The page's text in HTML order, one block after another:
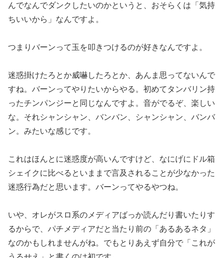
んでなんでダンク したいのかというと、おそらくは「気持
ちいいから」なんですよ。
つまりバーンって玉を叩きつけるのが好きなんですよ。
迷惑掛けたろとか威嚇したろとか、あんま思ってないんで
すね。バーンってやりたいからやる。初めてタンバリン持
ったチンパンジーと同じなんですよ。音がでるぞ、楽しい
な。それシャンシャン、 バンバン、シャンシャン、バンバ
ン。みたいな感じです。
これはほんとに迷惑度が高いんですけど、なにげにドル箱
シェイク に比べるといままで言及されることが少なかった
迷惑行為だと思い ます。バーンってやるやつね。
いや、オレがスロ系のメディアばっか読んだり書いたりす
るからで 、パチメディアだと当たり前の「あるあるネタ」
なのかもしれませんがね。でもとりあえず自分で「これが